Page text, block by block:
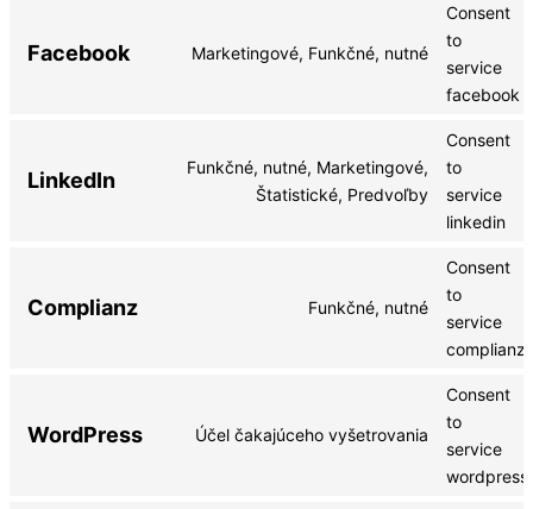
Facebook Marketingové, Funkčné, nutné
Consent
to
service
facebook
LinkedIn
Funkčné, nutné, Marketingové,
Štatistické, Predvoľby
Consent
to
service
linkedin
Complianz Funkčné, nutné
Consent
to
service
complianz
WordPress Účel čakajúceho vyšetrovania
Consent
to
service
wordpress